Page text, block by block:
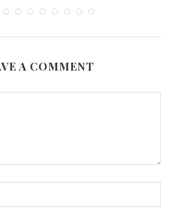
A COMMENT